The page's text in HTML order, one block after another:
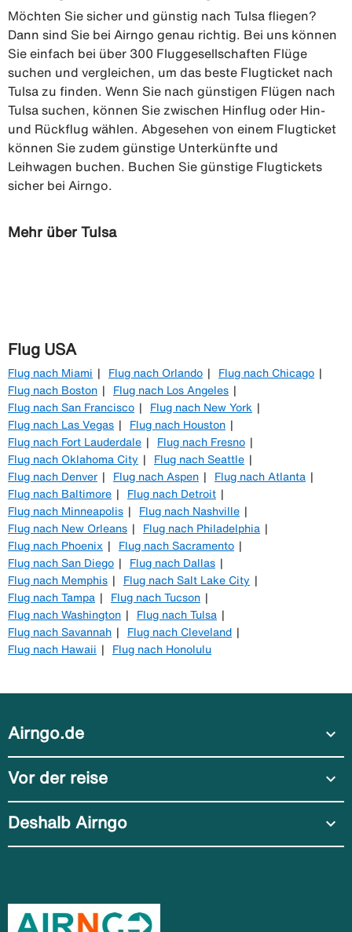
Möchten Sie sicher und günstig nach Tulsa fliegen?
Dann sind Sie bei Airngo genau richtig. Bei uns können
Sie einfach bei über 300 Fluggesellschaften Flüge
suchen und vergleichen, um das beste Flugticket nach
Tulsa zu finden. Wenn Sie nach günstigen Flügen nach
Tulsa suchen, können Sie zwischen Hinflug oder Hin-
und Rückflug wählen. Abgesehen von einem Flugticket
können Sie zudem günstige Unterkünfte und
Leihwagen buchen. Buchen Sie günstige Flugtickets
sicher bei Airngo.
Mehr über Tulsa
Flug USA
Flug nach Miami Flug nach Orlando
Flug nach Chicago
Flug nach Boston
Flug nach Los Angeles
Flug nach San Francisco
Flug nach New York
Flug nach Las Vegas
Flug nach Houston
Flug nach Fort Lauderdale
Flug nach Fresno
Flug nach Oklahoma City
Flug nach Seattle
Flug nach Denver
Flug nach Aspen
Flug nach Atlanta
Flug nach Baltimore
Flug nach Detroit
Flug nach Minneapolis
Flug nach Nashville
Flug nach New Orleans
Flug nach Philadelphia
Flug nach Phoenix
Flug nach Sacramento
Flug nach San Diego
Flug nach Dallas
Flug nach Memphis
Flug nach Salt Lake City
Flug nach Tampa
Flug nach Tucson
Flug nach Washington
Flug nach Tulsa
Flug nach Savannah
Flug nach Cleveland
Flug nach Hawaii
Flug nach Honolulu
Airngo.de expand_more
Vor der reise expand_more
Deshalb Airngo expand_more